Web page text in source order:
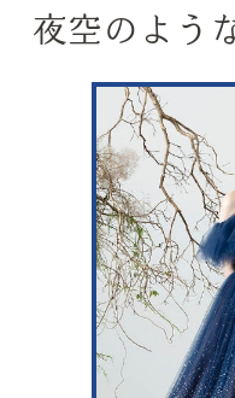
夜空のよう